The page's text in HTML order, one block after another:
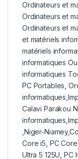
Ordinateurs et
Ordinateurs et
Ordinateurs et
et matériels
matériels
informatiques
informatiques
PC Portables ,
Calavi Parakou
,Niger-
Core i5 PC
Ultra 5 125U ,PC